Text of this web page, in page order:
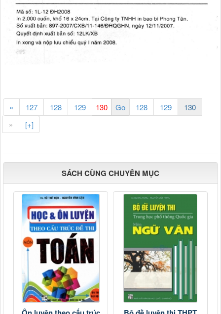
« 127 128 129 128 129
130
»
[+]
SÁCH CÙNG CHUYÊN MỤC